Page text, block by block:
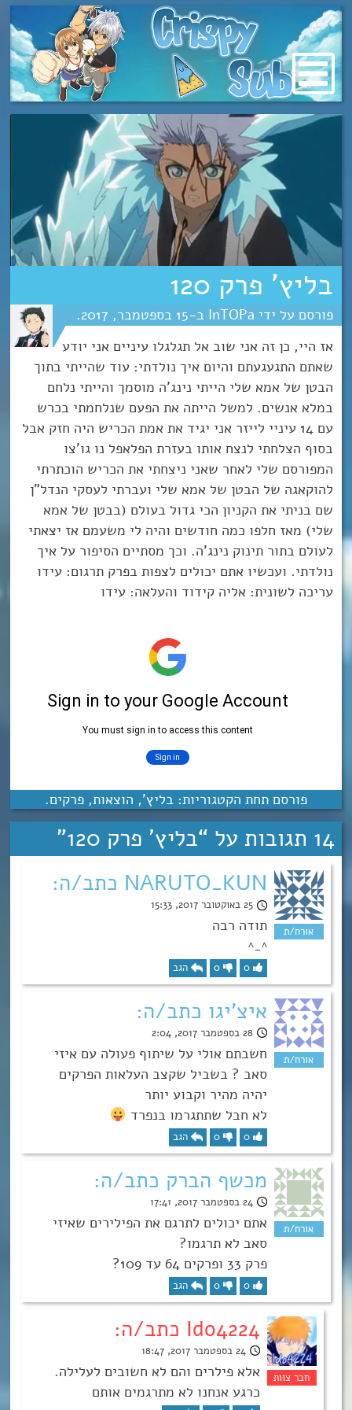
מעבר
לתוכן
בליץ’ פרק 120
InTOPa
15 ספטמבר 2017
אז היי, כן זה אני שוב אל תגלגלו עיניים אני יודע
שאתם התגעגעתם והיום איך נולדתי: עוד שהייתי בתוך
הבטן של אמא שלי הייתי נינג’ה מוסמך והייתי נלחם
במלא אנשים. למשל הייתה את הפעם שנלחמתי בכרש
עם 14 עיניי לייזר אני יגיד את אמת הכריש היה חזק אבל
בסוף הצלחתי לנצח אותו בעזרת הפלאפל נו גו’צו
המפורסם שלי לאחר שאני ניצחתי את הכריש הוכתרתי
להוקאגה של הבטן של אמא שלי ועברתי לעסקי הנדל”ן
שם בניתי את הקניון הכי גדול בעולם (בבטן של אמא
שלי) מאז חלפו כמה חודשים והיה לי משעמם אז יצאתי
לעולם בתור תינוק נינג’ה. וכך מסתיים הסיפור על איך
נולדתי. ועכשיו אתם יכולים לצפות בפרק תרגום: עידו
עריכה לשונית: אליה קידוד והעלאה: עידו
פורסם תחת הקטגוריות: בליץ', הוצאות, פרקים.
14 תגובות על “ בליץ’ פרק 120 ”
NARUTO_KUN כתב/ה:
25 באוקטובר 2017, 15:33
תודה רבה
^_^
0
0 הגב
איצ'יגו כתב/ה:
28 בספטמבר 2017, 2:04
חשבתם אולי על שיתוף פעולה עם איזי
סאב ? בשביל שקצב העלאות הפרקים
יהיה מהיר וקבוע יותר
לא חבל שתתגרמו בנפרד
0
0 הגב
מכשף הברק כתב/ה:
24 בספטמבר 2017, 17:41
אתם יכולים לתרגם את הפילירים שאיזי
סאב לא תרגמו?
פרק 33 ופרקים 64 עד 109?
0
0 הגב
Ido4224 כתב/ה:
24 בספטמבר 2017, 18:47
אלא פילרים והם לא חשובים לעלילה.
כרגע אנחנו לא מתרגמים אותם